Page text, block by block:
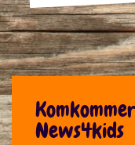
News4kids